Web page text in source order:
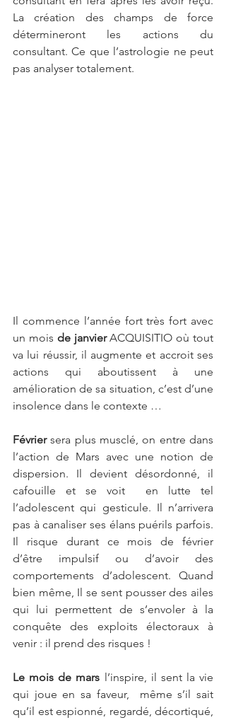
La création des champs de force
détermineront les actions du
consultant. Ce que l’astrologie ne peut
pas analyser totalement.
Il commence l’année fort très fort avec
un mois de janvier ACQUISITIO où tout
va lui réussir, il augmente et accroit ses
actions qui aboutissent à une
amélioration de sa situation, c’est d’une
insolence dans le contexte …
Février sera plus musclé, on entre dans
l’action de Mars avec une notion de
dispersion. Il devient désordonné, il
cafouille et se voit  en lutte tel
l’adolescent qui gesticule. Il n’arrivera
pas à canaliser ses élans puérils parfois.
Il risque durant ce mois de février
d’être impulsif ou d’avoir des
comportements d’adolescent. Quand
bien même, Il se sent pousser des ailes
qui lui permettent de s’envoler à la
conquête des exploits électoraux à
venir : il prend des risques !
Le mois de mars l’inspire, il sent la vie
qui joue en sa faveur,  même s’il sait
qu’il est espionné, regardé, décortiqué,